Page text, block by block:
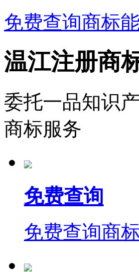
免费查询商标
温江注册商
委托一品知识
商标服务
免费查询
免费查询商